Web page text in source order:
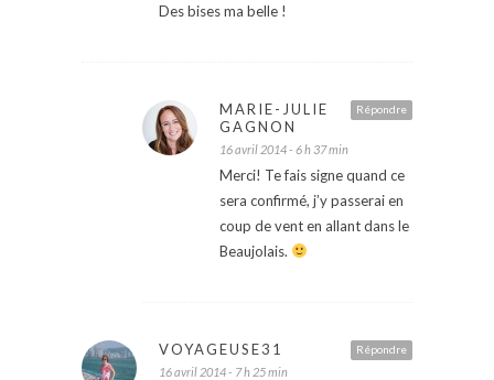
Des bises ma belle !
Répondre
MARIE-JULIE
GAGNON
16 avril 2014 - 6 h 37 min
Merci! Te fais signe quand ce
sera confirmé, j’y passerai en
coup de vent en allant dans le
Beaujolais.
Répondre
VOYAGEUSE31
16 avril 2014 - 7 h 25 min